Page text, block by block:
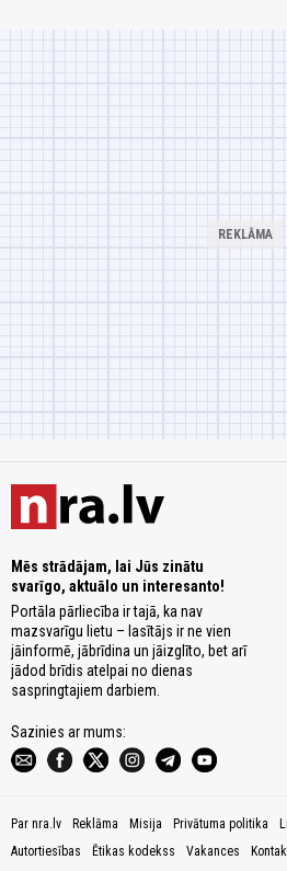
Mēs strādājam, lai Jūs zinātu
svarīgo, aktuālo un interesanto!
Portāla pārliecība ir tajā, ka nav
mazsvarīgu lietu – lasītājs ir ne vien
jāinformē, jābrīdina un jāizglīto, bet arī
jādod brīdis atelpai no dienas
saspringtajiem darbiem.
Sazinies ar mums:
Par nra.lv Reklāma Misija Privātuma politika
Autortiesības
Ētikas kodekss Vakances